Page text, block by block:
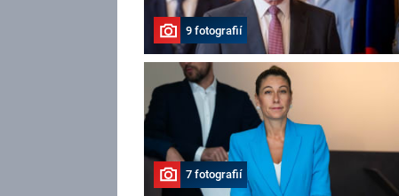
9 fotografií
7 fotografií